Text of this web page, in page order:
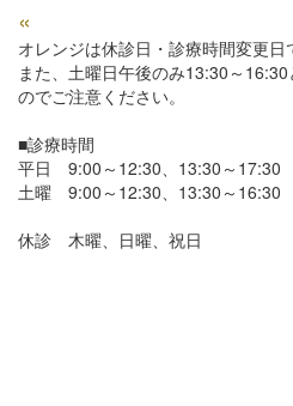
«
オレンジは休診日・診療時間変更日
また、土曜日午後のみ13:30～
のでご注意ください。
■診療時間
平日 9:00～12:30、13:30～17:30
土曜 9:00～12:30、13:30～16:30
休診 木曜、日曜、祝日